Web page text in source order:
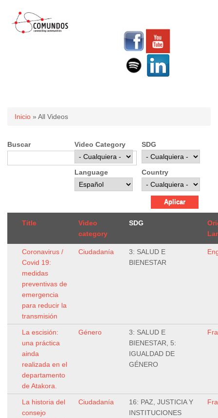
Usted está aquí
Inicio » All Videos
Buscar Video Category SDG
Language Country
Title
Video
category
SDG
Coronavirus /
Covid 19:
medidas
preventivas de
emergencia
para reducir la
transmisión
Ciudadanía
3: SALUD E
BIENESTAR
La escisión:
una práctica
ainda
realizada en el
departamento
de Atakora.
Género
3: SALUD E
BIENESTAR, 5:
IGUALDAD DE
GÉNERO
La historia del
consejo
Ciudadanía
16: PAZ, JUSTICIA Y
INSTITUCIONES